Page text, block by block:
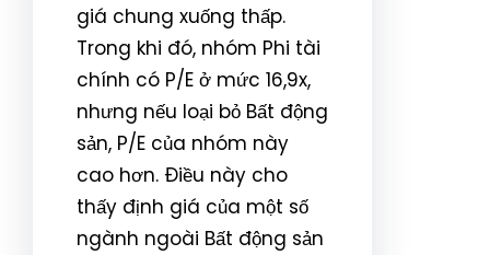
giá chung xuống thấp.
Trong khi đó, nhóm Phi tài
chính có P/E ở mức 16,9x,
nhưng nếu loại bỏ Bất động
sản, P/E của nhóm này
cao hơn. Điều này cho
thấy định giá của một số
ngành ngoài Bất động sản